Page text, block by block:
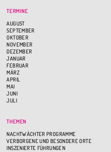
TERMINE
AUGUST
SEPTEMBER
OKTOBER
NOVEMBER
DEZEMBER
JANUAR
FEBRUAR
MÄRZ
APRIL
MAI
JUNI
JULI
THEMEN
NACHTWÄCHTER PROGRAMME
VERBORGENE UND BESONDERE ORTE
INSZENIERTE FÜHRUNGEN